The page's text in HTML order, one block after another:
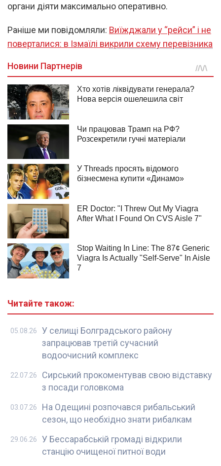
органи діяти максимально оперативно.
Раніше ми повідомляли: Виїжджали у “рейси” і не
поверталися: в Ізмаїлі викрили схему перевізника
Читайте також:
У селищі Болградського району
запрацював третій сучасний
водоочисний комплекс
05.08.26
Сирський прокоментував свою відставку
з посади головкома
22.07.26
На Одещині розпочався рибальський
сезон, що необхідно знати рибалкам
03.07.26
У Бессарабській громаді відкрили
станцію очищеної питної води
29.06.26